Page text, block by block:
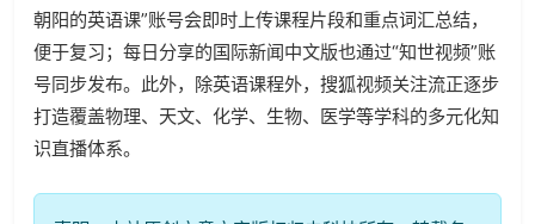
朝阳的英语课”账号会即时上传课程片段和重点词汇总结，
便于复习；每日分享的国际新闻中文版也通过“知世视频”账
号同步发布。此外，除英语课程外，搜狐视频关注流正逐步
打造覆盖物理、天文、化学、生物、医学等学科的多元化知
识直播体系。